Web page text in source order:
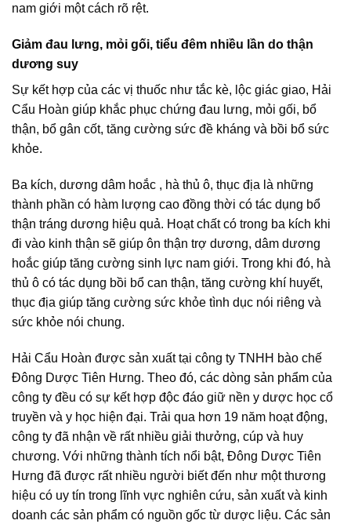
nam giới một cách rõ rệt.
Giảm đau lưng, mỏi gối, tiểu đêm nhiều lần do thận
dương suy
Sự kết hợp của các vị thuốc như tắc kè, lộc giác giao, Hải
Cẩu Hoàn giúp khắc phục chứng đau lưng, mỏi gối, bổ
thận, bổ gân cốt, tăng cường sức đề kháng và bồi bổ sức
khỏe.
Ba kích, dương dâm hoắc , hà thủ ô, thục địa là những
thành phần có hàm lượng cao đồng thời có tác dụng bổ
thận tráng dương hiệu quả. Hoạt chất có trong ba kích khi
đi vào kinh thận sẽ giúp ôn thận trợ dương, dâm dương
hoắc giúp tăng cường sinh lực nam giới. Trong khi đó, hà
thủ ô có tác dụng bồi bổ can thận, tăng cường khí huyết,
thục địa giúp tăng cường sức khỏe tình dục nói riêng và
sức khỏe nói chung.
Hải Cẩu Hoàn được sản xuất tại công ty TNHH bào chế
Đông Dược Tiên Hưng. Theo đó, các dòng sản phẩm của
công ty đều có sự kết hợp độc đáo giữ nền y dược học cổ
truyền và y học hiện đại. Trải qua hơn 19 năm hoạt động,
công ty đã nhận về rất nhiều giải thưởng, cúp và huy
chương. Với những thành tích nổi bật, Đông Dược Tiên
Hưng đã được rất nhiều người biết đến như một thương
hiệu có uy tín trong lĩnh vực nghiên cứu, sản xuất và kinh
doanh các sản phẩm có nguồn gốc từ dược liệu. Các sản